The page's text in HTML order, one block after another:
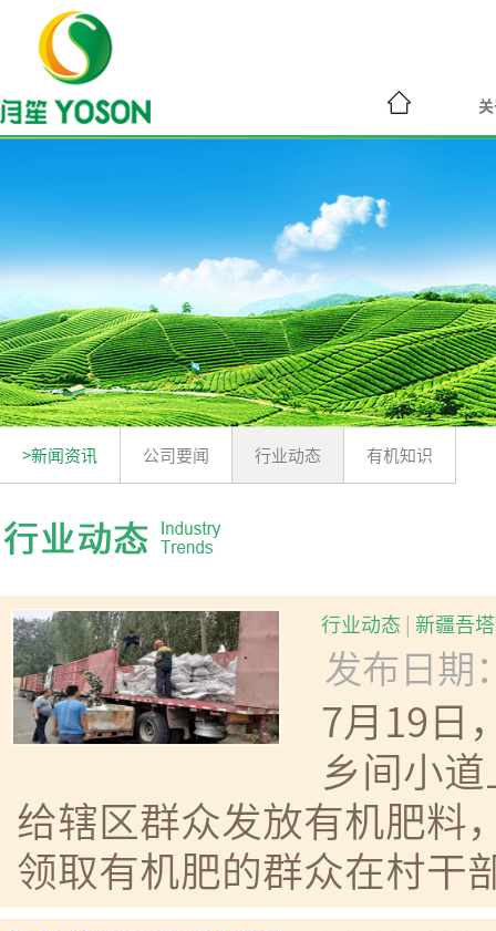
>新闻资讯 公司要闻 行业动态 有机知识
行业动态 | 新疆吾
发布日期
7月19日
乡间小
给辖区群众发放有机肥料
领取有机肥的群众在村干